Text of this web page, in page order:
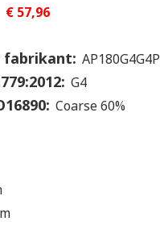
€ 57,96
fabrikant AP180G4G4P
G4
Coarse 60%